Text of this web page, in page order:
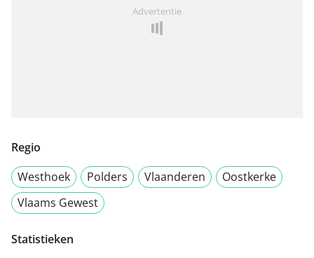
Advertentie
Regio
Westhoek
Polders Vlaanderen
Oostkerke
Vlaams Gewest
Statistieken